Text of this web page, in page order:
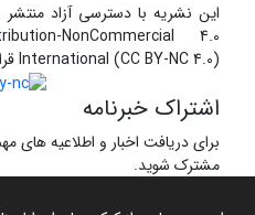
این نشریه با دسترسی آزاد
NonCommercial 4.0
International (CC BY-NC 4.0) قرار دارند.
اشتراک خبرنامه
برای دریافت اخبار و اطلاعیه های
مشترک شوید.